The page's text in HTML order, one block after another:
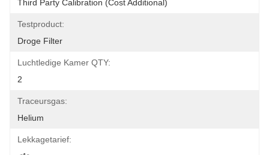
Third Party Calibration (Cost Additional)
Testproduct:
Droge Filter
Luchtledige Kamer QTY:
2
Traceursgas:
Helium
Lekkagetarief: